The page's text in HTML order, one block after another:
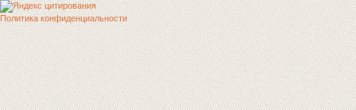
Политика конфиденциальности